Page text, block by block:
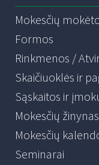
Mokesčių
Formos
Rinkmenos /
Skaičiuoklės ir
Sąskaitos ir
Mokesčių žinynas
Mokesčių
Seminarai